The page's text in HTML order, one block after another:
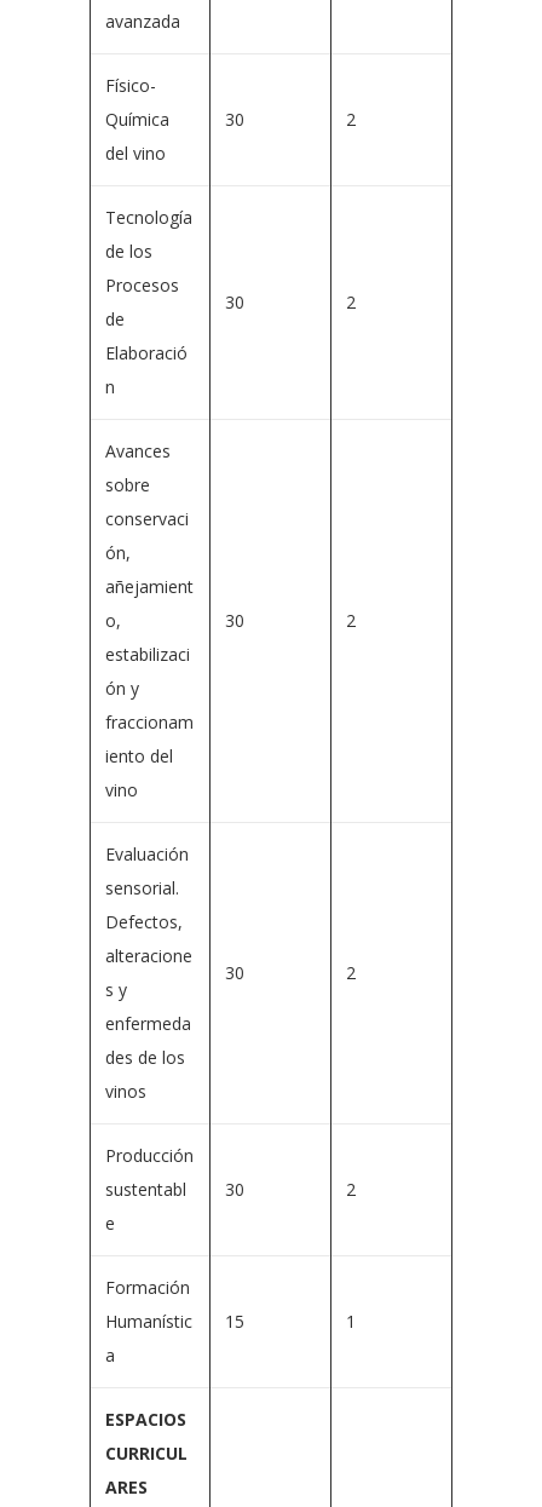
avanzada
Físico-
Química
del vino
30 2
Tecnología
de los
Procesos
de
Elaboració
n
30 2
Avances
sobre
conservaci
ón,
añejamient
o,
estabilizaci
ón y
fraccionam
iento del
vino
30 2
Evaluación
sensorial.
Defectos,
alteracione
s y
enfermeda
des de los
vinos
30 2
Producción
sustentabl
e
30 2
Formación
Humanístic
a
15 1
ESPACIOS
CURRICUL
ARES